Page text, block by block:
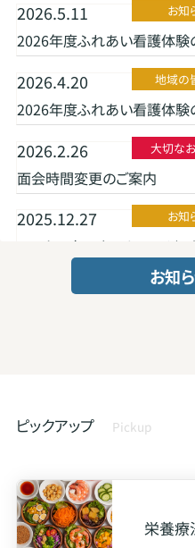
2026.5.11 お知
2026年度ふれあい看護体験
2026.4.20 地域の
2026年度ふれあい看護体験
2026.2.26 大切な
面会時間変更のご案内
2025.12.27 お知
ARTセンターホームぺージ
2025.11.18 お知
2025.8.17 大切な
2025.5. 1
人間ドックCT撮影部位変更の
お知
ピックアップ Pickup
栄養療